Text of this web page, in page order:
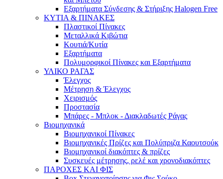
Εξαρτήματα Σύνδεσης & Στήριξης Halogen Free
ΚΥΤΙΑ & ΠΙΝΑΚΕΣ
Πλαστικοί Πίνακες
Μεταλλικά Κιβώτια
Κουτιά/Κυτία
Εξαρτήματα
Πολυμορφικοί Πίνακες και Εξαρτήματα
ΥΛΙΚΟ ΡΑΓΑΣ
Έλεγχος
Μέτρηση & Έλεγχος
Χειρισμός
Προστασία
Μπάρες - Μπλοκ - Διακλαδωτές Ράγας
Βιομηχανικά
Βιομηχανικοί Πίνακες
Βιομηχανικές Πρίζες και Πολύπριζα Καουτσούκ
Βιομηχανικοί διακόπτες & πρίζες
Συσκευές μέτρησης, ρελέ και χρονοδιακόπτες
ΠΑΡΟΧΕΣ ΚΑΙ ΦΙΣ